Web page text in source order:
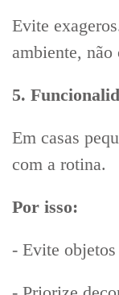
Evite
ambiente,
5.
Em casas
com a rotina.
Por isso:
- Evite objetos